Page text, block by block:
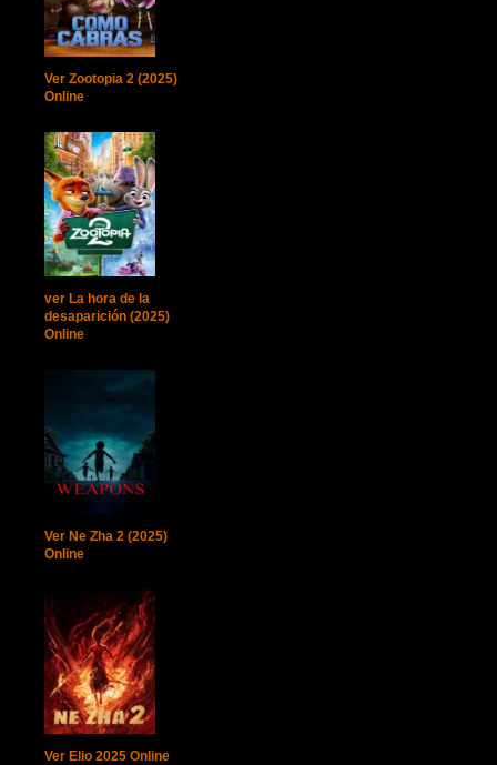
Ver Zootopia 2 (2025)
Online
ver La hora de la
desaparición (2025)
Online
Ver Ne Zha 2 (2025)
Online
Ver Elio 2025 Online